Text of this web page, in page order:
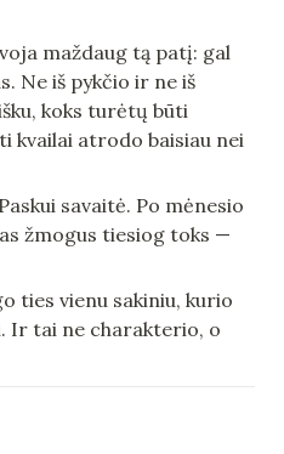
maždaug tą patį: gal
Ne iš pykčio ir ne iš
koks turėtų būti
kvailai atrodo baisiau nei
savaitė. Po mėnesio
žmogus tiesiog toks —
ties vienu sakiniu, kurio
Ir tai ne charakterio, o